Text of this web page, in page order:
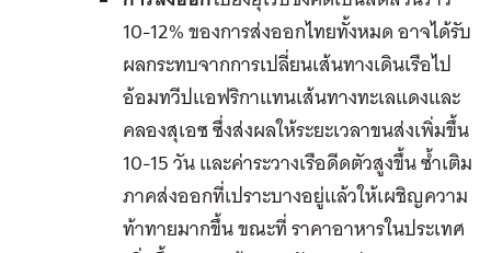
10-12% ของการส่งออกไทยทั้งหมด อาจได้รับ
ผลกระทบจากการเปลี่ยนเส้นทางเดินเรือไป
อ้อมทวีปแอฟริกาแทนเส้นทางทะเลแดงและ
คลองสุเอซ ซึ่งส่งผลให้ระยะเวลาขนส่งเพิ่มขึ้น
10-15 วัน และค่าระวางเรือดีดตัวสูงขึ้น ซ้ำเติม
ภาคส่งออกที่เปราะบางอยู่แล้วให้เผชิญความ
ท้าทายมากขึ้น ขณะที่ ราคาอาหารในประเทศ